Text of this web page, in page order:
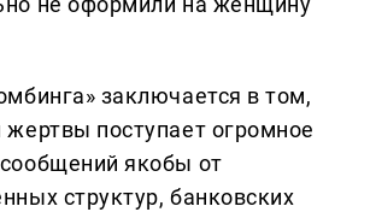
заключается в том,
жертвы поступает огромное
якобы от
структур, банковских